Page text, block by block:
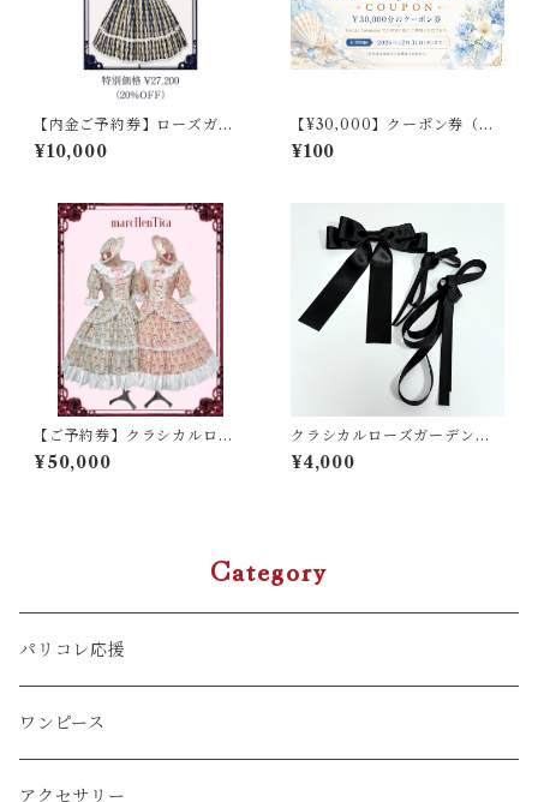
【内金ご予約券】ローズガー
デンワンピース
¥10,000
【¥30,000】クーポン券（サ
イト統合記念キャンペーン）
¥100
【ご予約券】クラシカルロー
ズガーデンワンピース
¥50,000
クラシカルローズガーデンワ
ンピース用編み上げリボンセ
ット
¥4,000
Category
パリコレ応援
ワンピース
アクセサリー